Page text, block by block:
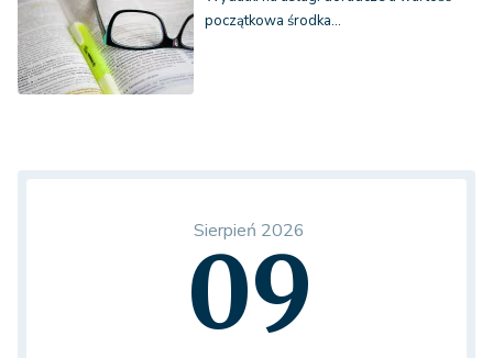
początkowa środka…
Sierpień 2026
09